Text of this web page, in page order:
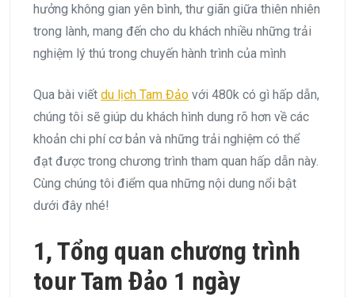
hưởng không gian yên bình, thư giãn giữa thiên nhiên
trong lành, mang đến cho du khách nhiều những trải
nghiệm lý thú trong chuyến hành trình của mình
Qua bài viết du lịch Tam Đảo với 480k có gì hấp dẫn,
chúng tôi sẽ giúp du khách hình dung rõ hơn về các
khoản chi phí cơ bản và những trải nghiệm có thể
đạt được trong chương trình tham quan hấp dẫn này.
Cùng chúng tôi điểm qua những nội dung nổi bật
dưới đây nhé!
1, Tổng quan chương trình
tour Tam Đảo 1 ngày